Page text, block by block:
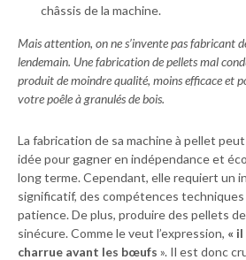
châssis de la machine.
Mais attention, on ne s’invente pas fabricant
lendemain. Une fabrication de pellets mal
produit de moindre qualité, moins efficace et
votre poêle à granulés de bois.
La fabrication de sa machine à pellet
idée pour gagner en indépendance et
long terme. Cependant, elle requiert un
significatif, des compétences
patience. De plus, produire des pellets
sinécure. Comme le veut l’expression, «
charrue avant les bœufs ». Il est donc